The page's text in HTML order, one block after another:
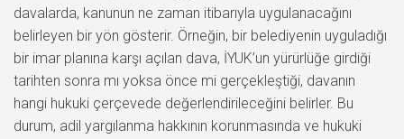
davalarda, kanunun ne zaman itibarıyla uygulanacağını
belirleyen bir yön gösterir. Örneğin, bir belediyenin uyguladığı
bir imar planına karşı açılan dava, İYUK’un yürürlüğe girdiği
tarihten sonra mı yoksa önce mi gerçekleştiği, davanın
hangi hukuki çerçevede değerlendirileceğini belirler. Bu
durum, adil yargılanma hakkının korunmasında ve hukuki